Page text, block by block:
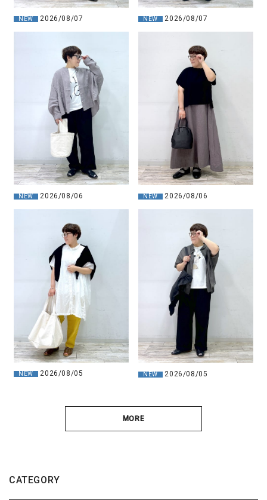
NEW 2026/08/07 NEW 2026/08/07
NEW 2026/08/06 NEW 2026/08/06
NEW 2026/08/05 NEW 2026/08/05
MORE
CATEGORY